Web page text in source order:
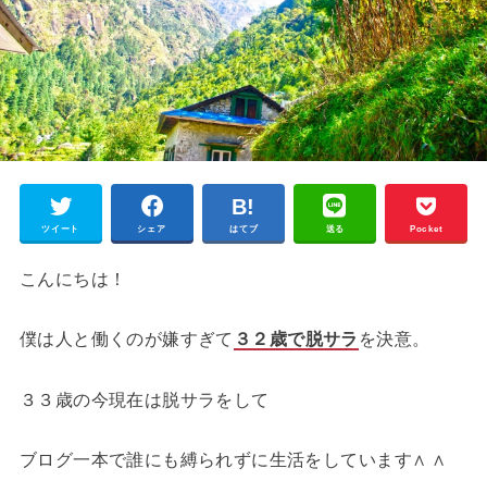
ツイート シェア はてブ 送る Pocket
こんにちは！
僕は人と働くのが嫌すぎて ３２歳で脱サラ を決意。
３３歳の今現在は脱サラをして
ブログ一本で誰にも縛られずに生活をしています∧ ∧